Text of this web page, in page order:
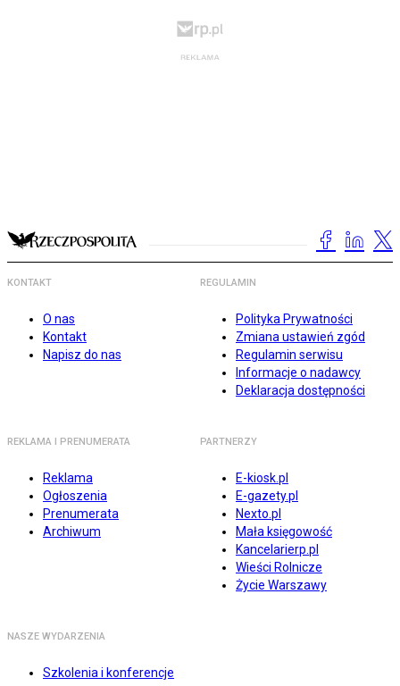
KONTAKT
O nas
Kontakt
Napisz do nas
REGULAMIN
Polityka Prywatności
Zmiana ustawień zgód
Regulamin serwisu
Informacje o nadawcy
Deklaracja dostępności
REKLAMA I PRENUMERATA
Reklama
Ogłoszenia
Prenumerata
Archiwum
PARTNERZY
E-kiosk.pl
E-gazety.pl
Nexto.pl
Mała księgowość
Kancelarierp.pl
Wieści Rolnicze
Życie Warszawy
NASZE WYDARZENIA
Szkolenia i konferencje